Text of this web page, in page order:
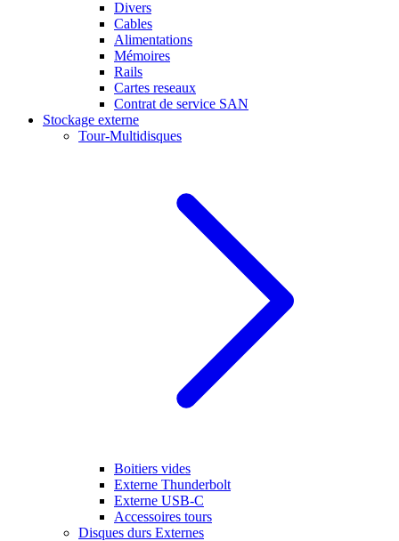
Divers
Cables
Alimentations
Mémoires
Rails
Cartes reseaux
Contrat de service SAN
Stockage externe
Tour-Multidisques
Boitiers vides
Externe Thunderbolt
Externe USB-C
Accessoires tours
Disques durs Externes